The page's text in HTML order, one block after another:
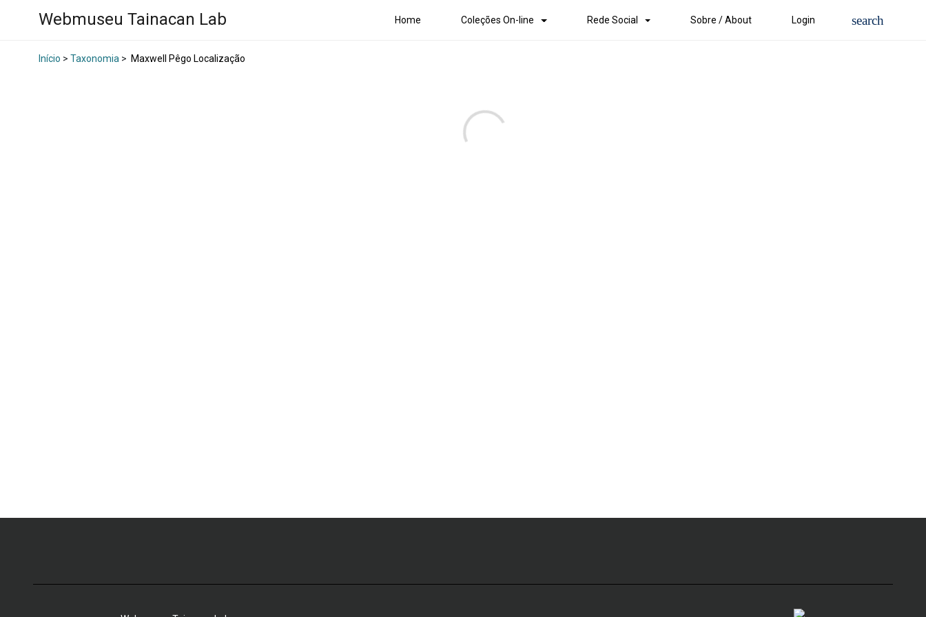
Webmuseu Tainacan Lab Home Coleções On-line Rede Social Sobre / About Login
Início > Taxonomia > Maxwell Pêgo Localização